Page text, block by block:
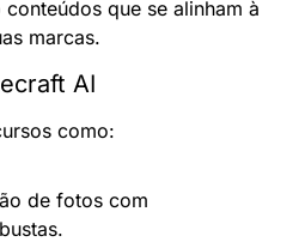
marcas.
AI
como:
de fotos com